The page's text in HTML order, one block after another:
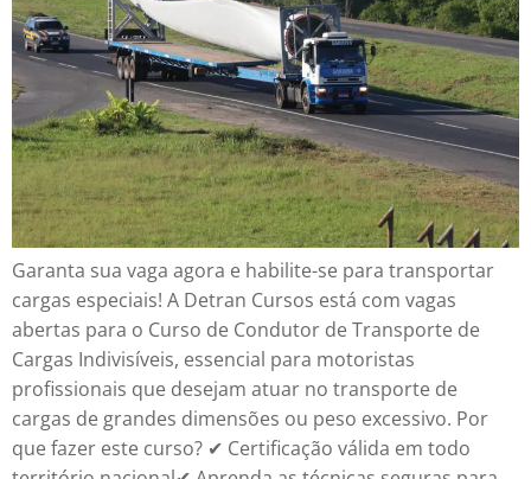
Garanta sua vaga agora e habilite-se para transportar
cargas especiais! A Detran Cursos está com vagas
abertas para o Curso de Condutor de Transporte de
Cargas Indivisíveis, essencial para motoristas
profissionais que desejam atuar no transporte de
cargas de grandes dimensões ou peso excessivo. Por
que fazer este curso? ✔ Certificação válida em todo